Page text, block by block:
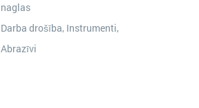
naglas
Darba drošība, Instrumenti,
Abrazīvi